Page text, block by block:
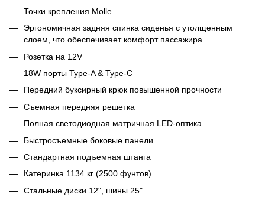
Точки крепления Molle
Эргономичная задняя спинка сиденья с утолщенным
слоем, что обеспечивает комфорт пассажира.
Розетка на 12V
18W порты Type-A & Type-C
Передний буксирный крюк повышенной прочности
Съемная передняя решетка
Полная светодиодная матричная LED-оптика
Быстросъемные боковые панели
Стандартная подъемная штанга
Катеринка 1134 кг (2500 фунтов)
Стальные диски 12", шины 25"